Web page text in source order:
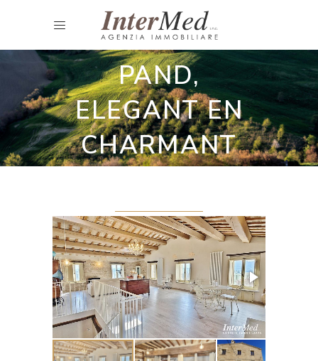
Historisch Stadshuis
PRESTIGIEUS
PAND,
ELEGANT EN
CHARMANT